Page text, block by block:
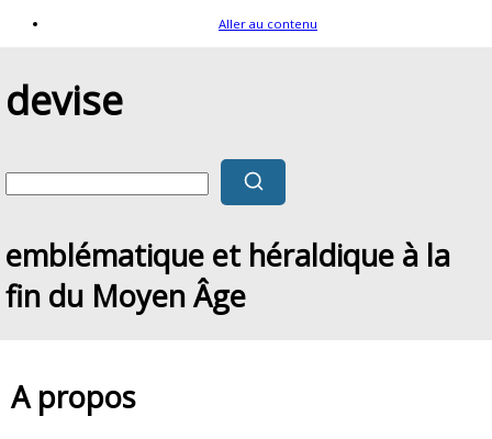
Aller au contenu
devise
emblématique et héraldique à la
fin du Moyen Âge
A propos